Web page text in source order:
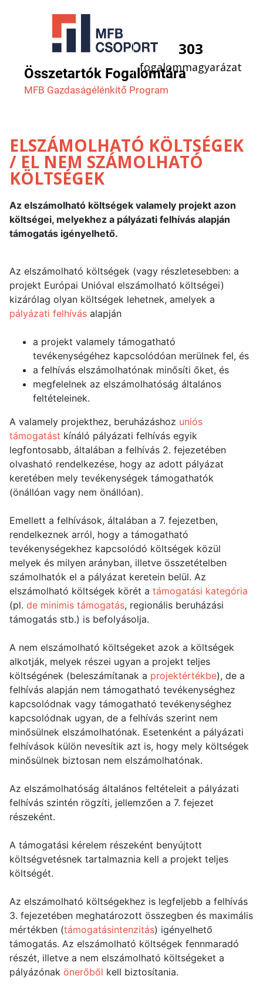
Összetartók Fogalomtára
MFB Gazdaság­élénkítő Program
303
fogalommagyarázat
ELSZÁMOLHATÓ KÖLTSÉGEK
/ EL NEM SZÁMOLHATÓ
KÖLTSÉGEK
Az elszámolható költségek valamely projekt azon
költségei, melyekhez a pályázati felhívás alapján
támogatás igényelhető.
Az elszámolható költségek (vagy részletesebben: a
projekt Európai Unióval elszámolható költségei)
kizárólag olyan költségek lehetnek, amelyek a
pályázati felhívás alapján
a projekt valamely támogatható
tevékenységéhez kapcsolódóan merülnek fel, és
a felhívás elszámolhatónak minősíti őket, és
megfelelnek az elszámolhatóság általános
feltételeinek.
A valamely projekthez, beruházáshoz uniós
támogatást kínáló pályázati felhívás egyik
legfontosabb, általában a felhívás 2. fejezetében
olvasható rendelkezése, hogy az adott pályázat
keretében mely tevékenységek támogathatók
(önállóan vagy nem önállóan).
Emellett a felhívások, általában a 7. fejezetben,
rendelkeznek arról, hogy a támogatható
tevékenységekhez kapcsolódó költségek közül
melyek és milyen arányban, illetve összetételben
számolhatók el a pályázat keretein belül. Az
elszámolható költségek körét a támogatási kategória
(pl. de minimis támogatás, regionális beruházási
támogatás stb.) is befolyásolja.
A nem elszámolható költségeket azok a költségek
alkotják, melyek részei ugyan a projekt teljes
költségének (beleszámítanak a projektértékbe), de a
felhívás alapján nem támogatható tevékenységhez
kapcsolódnak vagy támogatható tevékenységhez
kapcsolódnak ugyan, de a felhívás szerint nem
minősülnek elszámolhatónak. Esetenként a pályázati
felhívások külön nevesítik azt is, hogy mely költségek
minősülnek biztosan nem elszámolhatónak.
Az elszámolhatóság általános feltételeit a pályázati
felhívás szintén rögzíti, jellemzően a 7. fejezet
részeként.
A támogatási kérelem részeként benyújtott
költségvetésnek tartalmaznia kell a projekt teljes
költségét.
Az elszámolható költségekhez is legfeljebb a felhívás
3. fejezetében meghatározott összegben és maximális
mértékben (támogatásintenzitás) igényelhető
támogatás. Az elszámolható költségek fennmaradó
részét, illetve a nem elszámolható költségeket a
pályázónak önerőből kell biztosítania.